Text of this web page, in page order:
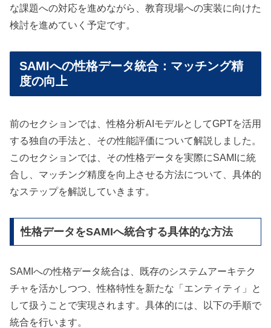
な課題への対応を進めながら、教育現場への実装に向けた
検討を進めていく予定です。
SAMIへの性格データ統合：マッチング精
度の向上
前のセクションでは、性格分析AIモデルとしてGPTを活用
する独自の手法と、その性能評価について解説しました。
このセクションでは、その性格データを実際にSAMIに統
合し、マッチング精度を向上させる方法について、具体的
なステップを解説していきます。
性格データをSAMIへ統合する具体的な方法
SAMIへの性格データ統合は、既存のシステムアーキテク
チャを活かしつつ、性格特性を新たな「エンティティ」と
して扱うことで実現されます。具体的には、以下の手順で
統合を行います。